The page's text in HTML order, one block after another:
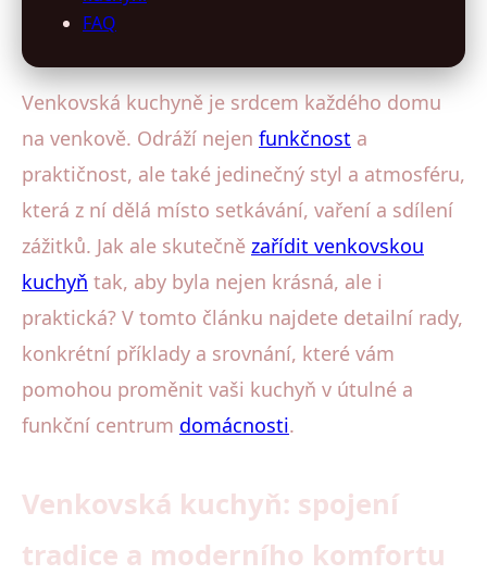
FAQ
Venkovská kuchyně je srdcem každého domu
na venkově. Odráží nejen funkčnost a
praktičnost, ale také jedinečný styl a atmosféru,
která z ní dělá místo setkávání, vaření a sdílení
zážitků. Jak ale skutečně zařídit venkovskou
kuchyň tak, aby byla nejen krásná, ale i
praktická? V tomto článku najdete detailní rady,
konkrétní příklady a srovnání, které vám
pomohou proměnit vaši kuchyň v útulné a
funkční centrum domácnosti.
Venkovská kuchyň: spojení
tradice a moderního komfortu